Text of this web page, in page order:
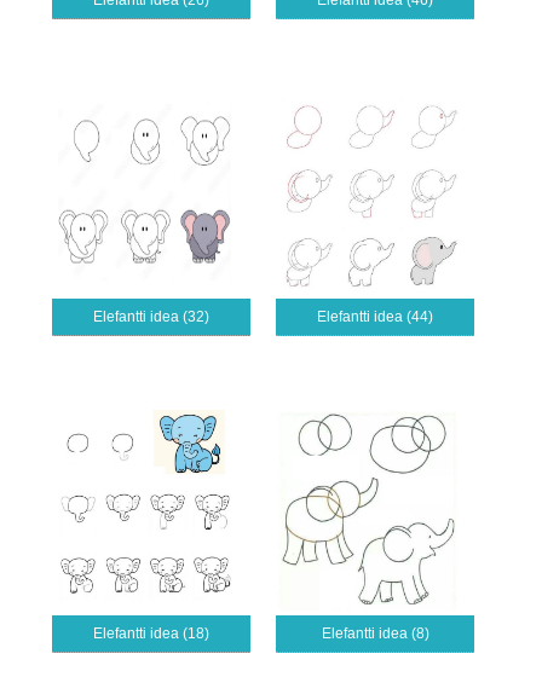
Elefantti idea (32) Elefantti idea (44)
Elefantti idea (18) Elefantti idea (8)